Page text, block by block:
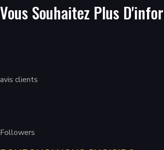
Vous Souhaitez Plus
avis clients
Followers